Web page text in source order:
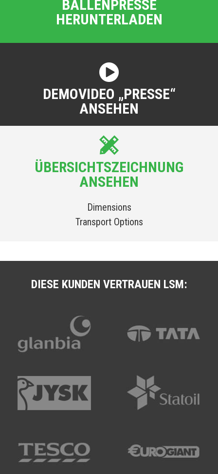
BALLENPRESSE
HERUNTERLADEN
DEMOVIDEO „PRESSE“
ANSEHEN
ÜBERSICHTSZEICHNUNG
ANSEHEN
Dimensions
Transport Options
DIESE KUNDEN VERTRAUEN LSM: